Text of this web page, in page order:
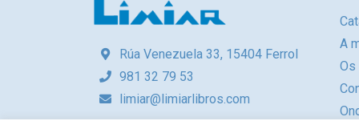
Rúa Venezuela 33, 15404 Ferrol
981 32 79 53
limiar@limiarlibros.com
A
Os